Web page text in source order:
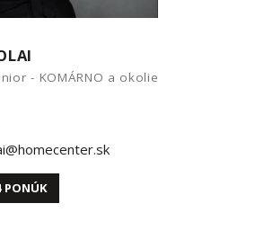
- KOMÁRNO a okolie
PONÚK